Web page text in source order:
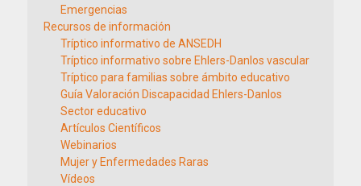
Emergencias
Recursos de información
Tríptico informativo de ANSEDH
Tríptico informativo sobre Ehlers-Danlos vascular
Tríptico para familias sobre ámbito educativo
Guía Valoración Discapacidad Ehlers-Danlos
Sector educativo
Artículos Científicos
Webinarios
Mujer y Enfermedades Raras
Vídeos